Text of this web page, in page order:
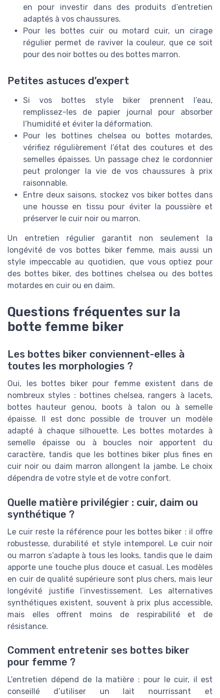
en pour investir dans des produits d’entretien
adaptés à vos chaussures.
Pour les bottes cuir ou motard cuir, un cirage
régulier permet de raviver la couleur, que ce soit
pour des noir bottes ou des bottes marron.
Petites astuces d’expert
Si vos bottes style biker prennent l’eau,
remplissez-les de papier journal pour absorber
l’humidité et éviter la déformation.
Pour les bottines chelsea ou bottes motardes,
vérifiez régulièrement l’état des coutures et des
semelles épaisses. Un passage chez le cordonnier
peut prolonger la vie de vos chaussures à prix
raisonnable.
Entre deux saisons, stockez vos biker bottes dans
une housse en tissu pour éviter la poussière et
préserver le cuir noir ou marron.
Un entretien régulier garantit non seulement la
longévité de vos bottes biker femme, mais aussi un
style impeccable au quotidien, que vous optiez pour
des bottes biker, des bottines chelsea ou des bottes
motardes en cuir ou en daim.
Questions fréquentes sur la
botte femme biker
Les bottes biker conviennent-elles à
toutes les morphologies ?
Oui, les bottes biker pour femme existent dans de
nombreux styles : bottines chelsea, rangers à lacets,
bottes hauteur genou, boots à talon ou à semelle
épaisse. Il est donc possible de trouver un modèle
adapté à chaque silhouette. Les bottes motardes à
semelle épaisse ou à boucles noir apportent du
caractère, tandis que les bottines biker plus fines en
cuir noir ou daim marron allongent la jambe. Le choix
dépendra de votre style et de votre confort.
Quelle matière privilégier : cuir, daim ou
synthétique ?
Le cuir reste la référence pour les bottes biker : il offre
robustesse, durabilité et style intemporel. Le cuir noir
ou marron s’adapte à tous les looks, tandis que le daim
apporte une touche plus douce et casual. Les modèles
en cuir de qualité supérieure sont plus chers, mais leur
longévité justifie l’investissement. Les alternatives
synthétiques existent, souvent à prix plus accessible,
mais elles offrent moins de respirabilité et de
résistance.
Comment entretenir ses bottes biker
pour femme ?
L’entretien dépend de la matière : pour le cuir, il est
conseillé d’utiliser un lait nourrissant et